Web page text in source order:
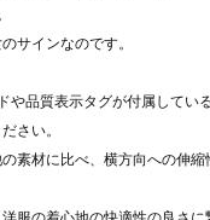
サインなのです。
や品質表示タグが付属してい
さい。
素材に比べ、横方向への伸縮
服の着心地の快適性の良さに